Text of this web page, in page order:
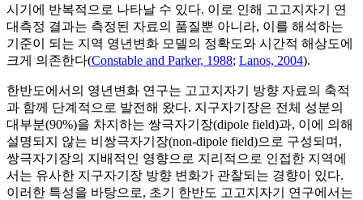
시기에 반복적으로 나타날 수 있다. 이로 인해 고고지자기 연
대측정 결과는 측정된 자료의 품질뿐 아니라, 이를 해석하는
기준이 되는 지역 영년변화 모델의 정확도와 시간적 해상도에
크게 의존한다(Constable and Parker, 1988; Lanos, 2004).
한반도에서의 영년변화 연구는 고고지자기 방향 자료의 축적
과 함께 단계적으로 발전해 왔다. 지구자기장은 전체 성분의
대부분(90%)을 차지하는 쌍극자기장(dipole field)과, 이에 의해
설명되지 않는 비쌍극자기장(non-dipole field)으로 구성되며,
쌍극자기장의 지배적인 영향으로 지리적으로 인접한 지역에
서는 유사한 지구자기장 방향 변화가 관찰되는 경향이 있다.
이러한 특성을 바탕으로, 초기 한반도 고고지자기 연구에서는